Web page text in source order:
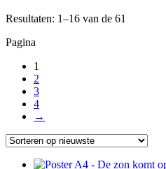
Resultaten: 1–16 van de 61
Pagina
1
2
3
4
→